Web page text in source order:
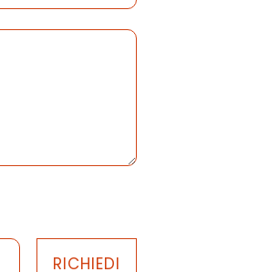
RICHIEDI